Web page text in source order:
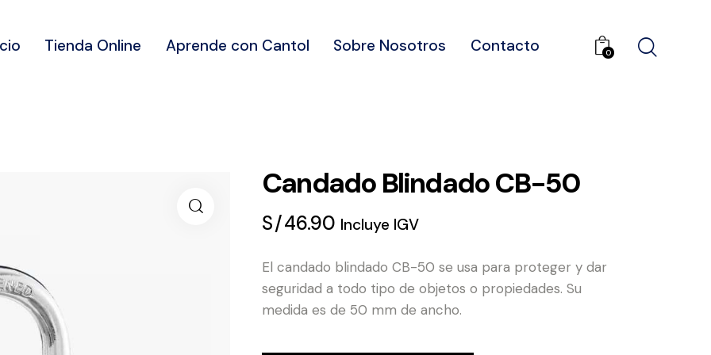
Tienda Online Aprende con Cantol Sobre Nosotros Contacto 0
Candado Blindado CB-50
S/46.90 Incluye IGV
El candado blindado CB-50 se usa para proteger y dar
seguridad a todo tipo de objetos o propiedades. Su
medida es de 50 mm de ancho.